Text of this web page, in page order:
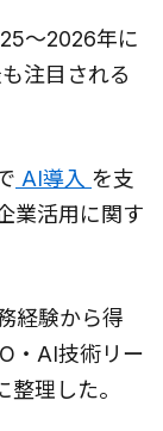
〜2026年に
注目される
AI導入 を支
業活用に関す
経験から得
・AI技術リー
理した。